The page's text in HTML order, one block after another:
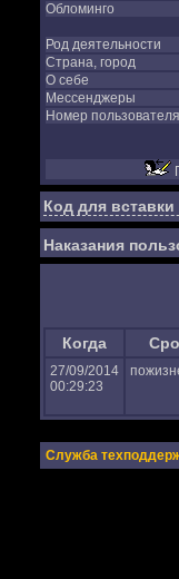
Обломинго
Род деятельности
Страна, город
О себе
Мессенджеры
Номер пользователя
Код для
Наказания
Когда
27/09/2014
00:29:23
Служба